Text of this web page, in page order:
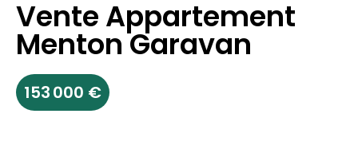
Vente Appartement
Menton Garavan
153 000 €